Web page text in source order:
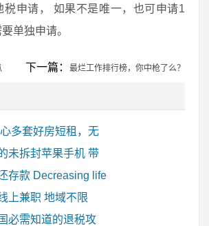
税申请， 如果不是唯一，也可申请1
单独申请。
下一篇： 最烂工作排行榜，你中枪了么？
多套好房短租，无
未拆封苹果手机 带
存款 Decreasing life
上兼职 地域不限
必需知道的退税攻